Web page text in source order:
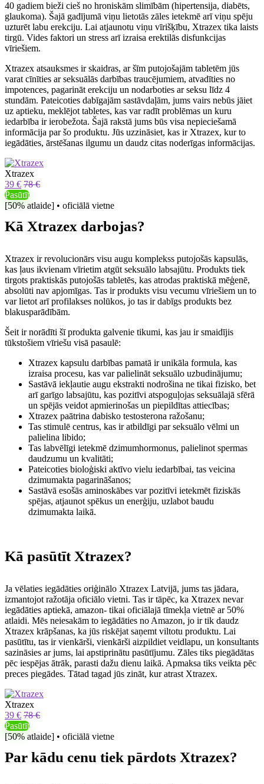
40 gadiem bieži cieš no hroniskām slimībām (hipertensija, diabēts,
glaukoma). Šajā gadījumā viņu lietotās zāles ietekmē arī viņu spēju
uzturēt labu erekciju. Lai atjaunotu viņu vīrišķību, Xtrazex tika laists
tirgū. Vides faktori un stress arī izraisa erektilās disfunkcijas
vīriešiem.
Xtrazex atsauksmes ir skaidras, ar šīm putojošajām tabletēm jūs
varat cīnīties ar seksuālās darbības traucējumiem, atvadīties no
impotences, pagarināt erekciju un nodarboties ar seksu līdz 4
stundām. Pateicoties dabīgajām sastāvdaļām, jums vairs nebūs jāiet
uz aptieku, meklējot tabletes, kas var radīt problēmas un kuru
iedarbība ir ierobežota. Šajā rakstā jums būs visa nepieciešamā
informācija par šo produktu. Jūs uzzināsiet, kas ir Xtrazex, kur to
iegādāties, ārstēšanas ilgumu un daudz citas noderīgas informācijas.
Xtrazex
39 € 78 €
Pasūtīt
[50% atlaide] • oficiālā vietne
Kā Xtrazex darbojas?
Xtrazex ir revolucionārs visu augu komplekss putojošās kapsulās,
kas ļaus ikvienam vīrietim atgūt seksuālo labsajūtu. Produkts tiek
tirgots praktiskās putojošās tabletēs, kas atrodas praktiskā mēģenē,
absolūti nav apjomīgas. Tas ir produkts visu vecumu vīriešiem un to
var lietot arī profilakses nolūkos, jo tas ir dabīgs produkts bez
blakusparādībām.
Šeit ir norādīti šī produkta galvenie tikumi, kas jau ir smaidījis
tūkstošiem vīriešu visā pasaulē:
Xtrazex kapsulu darbības pamatā ir unikāla formula, kas
izraisa procesu, kas var palielināt seksuālo uzbudinājumu;
Sastāvā iekļautie augu ekstrakti nodrošina ne tikai fizisko, bet
arī garīgo labsajūtu, kas pozitīvi atspoguļojas seksuālajā sfērā
un spējās veidot apmierinošas un piepildītas attiecības;
Xtrazex paātrina dabisko testosterona ražošanu;
Tas stimulē centrus, kas ir atbildīgi par seksuālo vēlmi un
palielina libido;
Tas labvēlīgi ietekmē dzimumhormonus, palielinot spermas
daudzumu un kvalitāti;
Pateicoties bioloģiski aktīvo vielu iedarbībai, tas veicina
dzimumakta pagarināšanos;
Sastāvā esošās aminoskābes var pozitīvi ietekmēt fiziskās
spējas, atjaunot spēkus un enerģiju, uzlabot baudu
dzimumakta laikā.
Kā pasūtīt Xtrazex?
Ja vēlaties iegādāties oriģinālo Xtrazex Latvijā, jums tas jādara,
izmantojot ražotāja oficiālo vietni. Tas ir tāpēc, ka Xtrazex nevar
iegādāties aptiekā, amazon- tikai oficiālajā tīmekļa vietnē ar 50%
atlaidi. Mēs neiesakām to iegādāties no Amazon, jo ir tik daudz
Xtrazex krāpšanas, ka jūs riskējat saņemt viltotu produktu. Lai
pasūtītu, tas ir vienkārši, vienkārši aizpildiet veidlapu, un konsultants
sazināsies ar jums, lai apstiprinātu pasūtījumu. Zāles tiks piegādātas
pēc iespējas ātrāk, parasti dažu dienu laikā. Apmaksa tiks veikta pēc
preces piegādes. Tātad tagad jūs zināt, kur atrast Xtrazex.
Xtrazex
39 € 78 €
Pasūtīt
[50% atlaide] • oficiālā vietne
Par kādu cenu tiek pārdots Xtrazex?